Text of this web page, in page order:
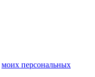
моих персональных